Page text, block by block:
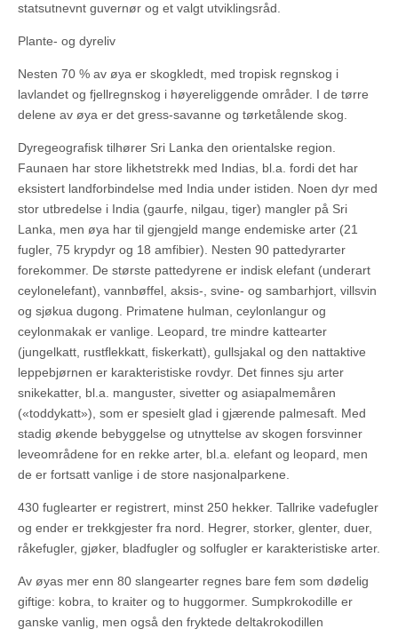
statsutnevnt guvernør og et valgt utviklingsråd.
Plante- og dyreliv
Nesten 70 % av øya er skogkledt, med tropisk regnskog i
lavlandet og fjellregnskog i høyereliggende områder. I de tørre
delene av øya er det gress-savanne og tørketålende skog.
Dyregeografisk tilhører Sri Lanka den orientalske region.
Faunaen har store likhetstrekk med Indias, bl.a. fordi det har
eksistert landforbindelse med India under istiden. Noen dyr med
stor utbredelse i India (gaurfe, nilgau, tiger) mangler på Sri
Lanka, men øya har til gjengjeld mange endemiske arter (21
fugler, 75 krypdyr og 18 amfibier). Nesten 90 pattedyrarter
forekommer. De største pattedyrene er indisk elefant (underart
ceylonelefant), vannbøffel, aksis-, svine- og sambarhjort, villsvin
og sjøkua dugong. Primatene hulman, ceylonlangur og
ceylonmakak er vanlige. Leopard, tre mindre kattearter
(jungelkatt, rustflekkatt, fiskerkatt), gullsjakal og den nattaktive
leppebjørnen er karakteristiske rovdyr. Det finnes sju arter
snikekatter, bl.a. manguster, sivetter og asiapalmemåren
(«toddykatt»), som er spesielt glad i gjærende palmesaft. Med
stadig økende bebyggelse og utnyttelse av skogen forsvinner
leveområdene for en rekke arter, bl.a. elefant og leopard, men
de er fortsatt vanlige i de store nasjonalparkene.
430 fuglearter er registrert, minst 250 hekker. Tallrike vadefugler
og ender er trekkgjester fra nord. Hegrer, storker, glenter, duer,
råkefugler, gjøker, bladfugler og solfugler er karakteristiske arter.
Av øyas mer enn 80 slangearter regnes bare fem som dødelig
giftige: kobra, to kraiter og to huggormer. Sumpkrokodille er
ganske vanlig, men også den fryktede deltakrokodillen